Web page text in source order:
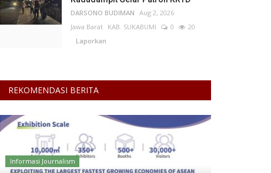
DARSONO BUDIMAN Aug 2, 2026
Jawa Barat KAB. SUKABUMI 0
20
Laporkan
REKOMENDASI BERITA
Informasi Journalism